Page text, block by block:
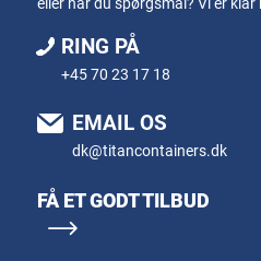
RING PÅ
+45 70 23 17 18
EMAIL OS
dk@titancontainers.dk
FÅ ET GODT TILBUD